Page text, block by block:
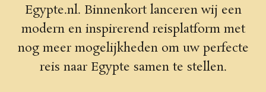
Egypte.nl. Binnenkort lanceren wij een
modern en inspirerend reisplatform met
nog meer mogelijkheden om uw perfecte
reis naar Egypte samen te stellen.